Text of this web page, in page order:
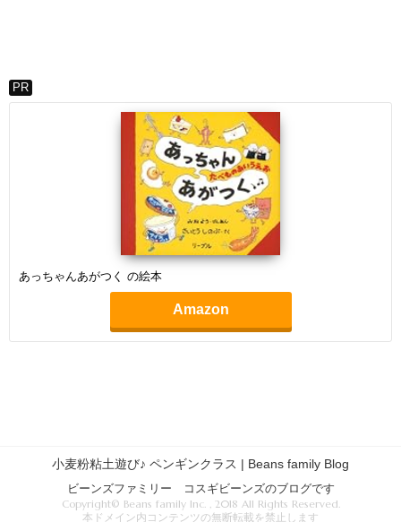
PR
あっちゃんあがつく の絵本
Amazon
小麦粉粘土遊び♪ ペンギンクラス | Beans family Blog
ビーンズファミリー コスギビーンズのブログです
Copyright© Beans family Inc. , 2018 All Rights Reserved.
本ドメイン内コンテンツの無断転載を禁止します